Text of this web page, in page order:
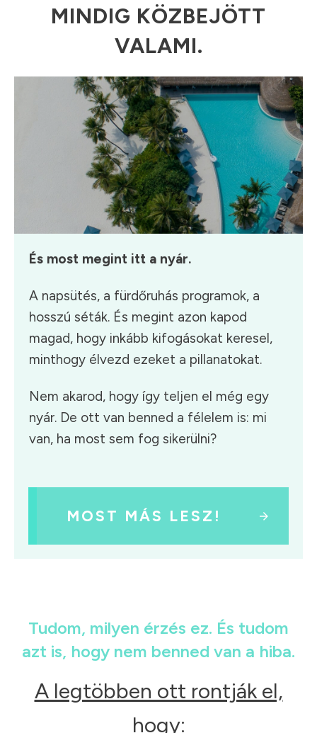
MINDIG KÖZBEJÖTT
VALAMI.
És most megint itt a nyár.
A napsütés, a fürdőruhás programok, a
hosszú séták. És megint azon kapod
magad, hogy inkább kifogásokat keresel,
minthogy élvezd ezeket a pillanatokat.
Nem akarod, hogy így teljen el még egy
nyár. De ott van benned a félelem is: mi
van, ha most sem fog sikerülni?
MOST MÁS LESZ!
Tudom, milyen érzés ez. És tudom
azt is, hogy nem benned van a hiba.
A legtöbben ott rontják el,
hogy: